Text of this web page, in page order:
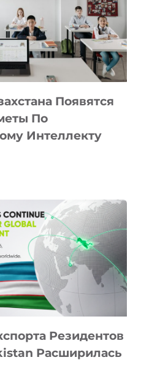
Появятся
По
Интеллекту
Резидентов
Расширилась